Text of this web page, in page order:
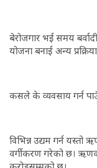
बेरोजगार भई समय
योजना बनाई अन्य
कसले के व्यवसाय गर्न
विभिन्न उद्यम गर्न
वर्गीकरण गरेको छ।